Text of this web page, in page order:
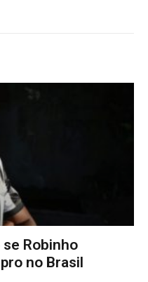
Robinho
no Brasil